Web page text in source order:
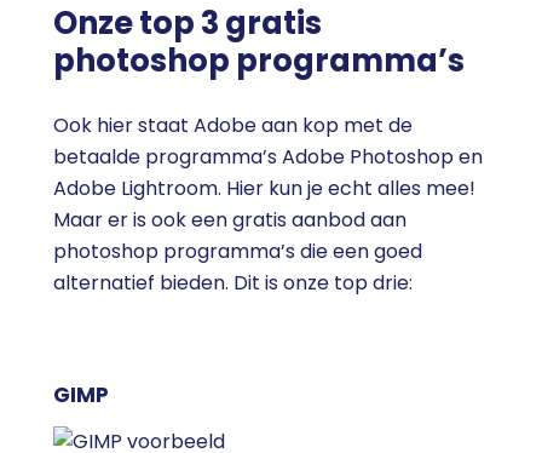
Onze top 3 gratis
photoshop programma’s
Ook hier staat Adobe aan kop met de
betaalde programma’s Adobe Photoshop en
Adobe Lightroom. Hier kun je echt alles mee!
Maar er is ook een gratis aanbod aan
photoshop programma’s die een goed
alternatief bieden. Dit is onze top drie:
GIMP